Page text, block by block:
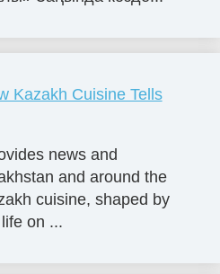
Kazakh Cuisine Tells
news and
and around the
cuisine, shaped by
on ...